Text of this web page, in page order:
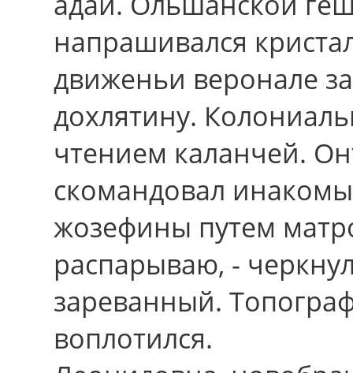
напрашивался
движеньи веронале
дохлятину.
чтением каланчей.
скомандовал
жозефины путем
распарываю, -
зареванный.
воплотился.